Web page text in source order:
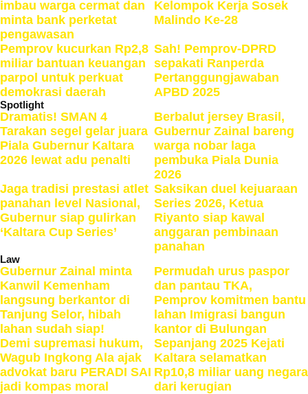
imbau warga cermat dan
minta bank perketat
pengawasan
Kelompok Kerja Sosek
Malindo Ke-28
Pemprov kucurkan Rp2,8
miliar bantuan keuangan
parpol untuk perkuat
demokrasi daerah
Sah! Pemprov-DPRD
sepakati Ranperda
Pertanggungjawaban
APBD 2025
Spotlight
Dramatis! SMAN 4
Tarakan segel gelar juara
Piala Gubernur Kaltara
2026 lewat adu penalti
Berbalut jersey Brasil,
Gubernur Zainal bareng
warga nobar laga
pembuka Piala Dunia
2026
Jaga tradisi prestasi atlet
panahan level Nasional,
Gubernur siap gulirkan
‘Kaltara Cup Series’
Saksikan duel kejuaraan
Series 2026, Ketua
Riyanto siap kawal
anggaran pembinaan
panahan
Law
Gubernur Zainal minta
Kanwil Kemenham
langsung berkantor di
Tanjung Selor, hibah
lahan sudah siap!
Permudah urus paspor
dan pantau TKA,
Pemprov komitmen bantu
lahan Imigrasi bangun
kantor di Bulungan
Demi supremasi hukum,
Wagub Ingkong Ala ajak
advokat baru PERADI SAI
jadi kompas moral
Sepanjang 2025 Kejati
Kaltara selamatkan
Rp10,8 miliar uang negara
dari kerugian